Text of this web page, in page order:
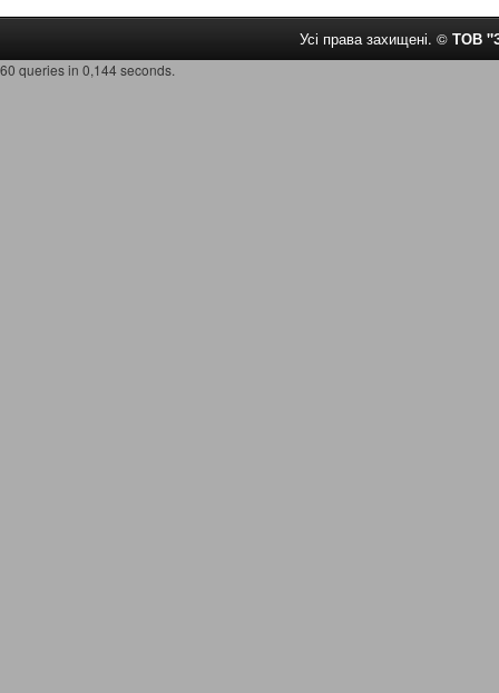
Усі права захищені. © ТОВ
60 queries in 0,144 seconds.